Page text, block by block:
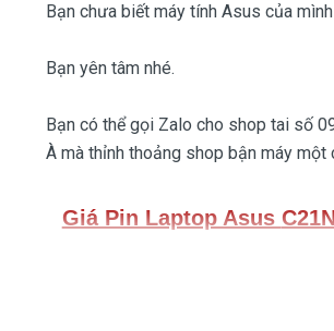
Bạn chưa biết máy tính Asus của
Bạn yên tâm nhé.
Bạn có thể gọi Zalo cho shop tai số
À mà thỉnh thoảng shop bận máy
Giá Pin Laptop Asus
Trên thị trường thì có nhiều loại